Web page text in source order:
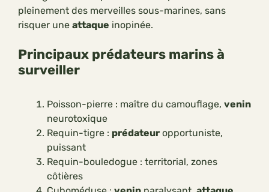
pleinement des merveilles sous-marines, sans
risquer une attaque inopinée.
Principaux prédateurs marins à
surveiller
Poisson-pierre : maître du camouflage, venin
neurotoxique
Requin-tigre : prédateur opportuniste,
puissant
Requin-bouledogue : territorial, zones
côtières